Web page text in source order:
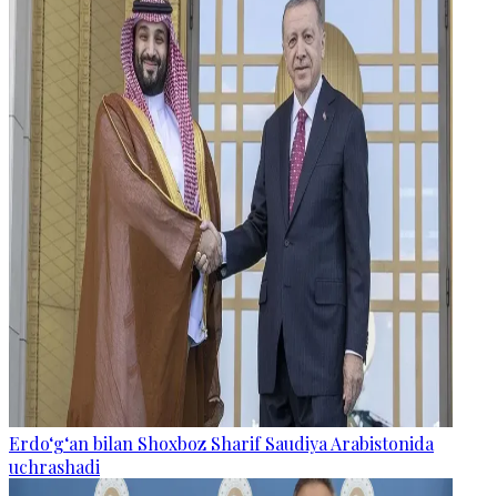
Erdo‘g‘an bilan Shoxboz Sharif Saudiya Arabistonida
uchrashadi